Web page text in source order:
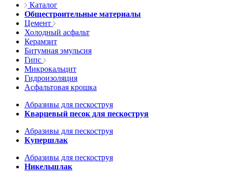
Каталог
Общестроительные материалы
Цемент
Холодный асфальт
Керамзит
Битумная эмульсия
Гипс
Микрокальцит
Гидроизоляция
Асфальтовая крошка
Абразивы для пескоструя
Кварцевый песок для пескоструя
Абразивы для пескоструя
Купершлак
Абразивы для пескоструя
Никельшлак